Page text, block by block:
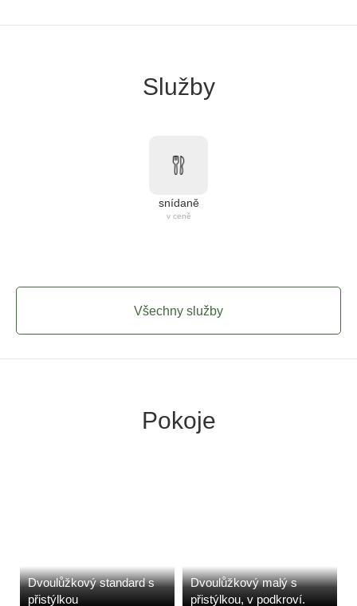
Služby
snídaně
v ceně
Všechny služby
Pokoje
Dvoulůžkový standard s
přistýlkou
Dvoulůžkový malý s
přistýlkou, v podkroví.